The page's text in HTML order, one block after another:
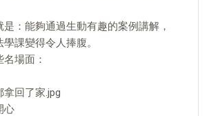
：能夠通過生動有趣的案例講解，
課變得令人捧腹。
場面：
回了家.jpg
心